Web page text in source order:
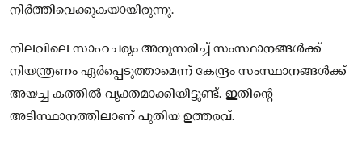
നിര്‍ത്തിവെക്കുകയായിരുന്നു.
നിലവിലെ സാഹചര്യം അനുസരിച്ച് സംസ്ഥാനങ്ങള്‍ക്ക്
നിയന്ത്രണം ഏര്‍പ്പെടുത്താമെന്ന് കേന്ദ്രം സംസ്ഥാനങ്ങള്‍ക്ക്
അയച്ച കത്തില്‍ വ്യക്തമാക്കിയിട്ടുണ്ട്. ഇതിന്റെ
അടിസ്ഥാനത്തിലാണ് പുതിയ ഉത്തരവ്.